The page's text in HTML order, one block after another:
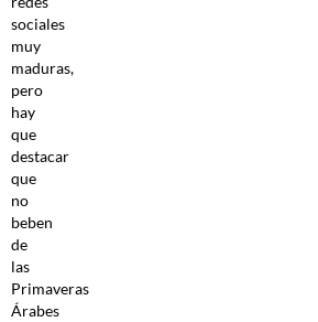
sociales
muy
maduras,
pero
hay
que
destacar
que
no
beben
de
las
Primaveras
Árabes